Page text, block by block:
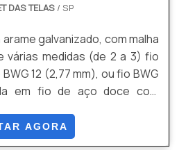
DAS TELAS/ SP
galvanizado, com malha
várias medidas (de 2 a 3) fio
12 (2,77 mm), ou fio BWG
em fio de aço doce com
galvanizado por imersão em
de tecer a malha, com uma
AGORA